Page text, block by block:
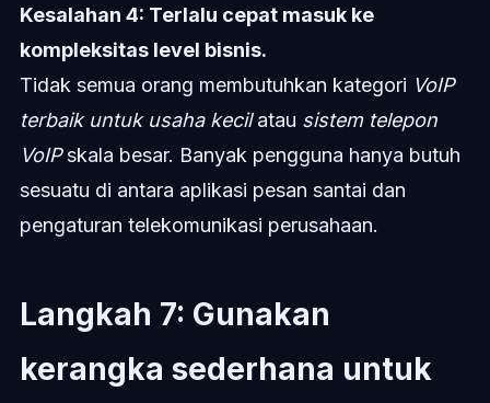
Kesalahan 4: Terlalu cepat masuk ke
kompleksitas level bisnis.
Tidak semua orang membutuhkan kategori VoIP
terbaik untuk usaha kecilatau sistem telepon
VoIPskala besar. Banyak pengguna hanya butuh
sesuatu di antara aplikasi pesan santai dan
pengaturan telekomunikasi perusahaan.
Langkah 7: Gunakan
kerangka sederhana untuk